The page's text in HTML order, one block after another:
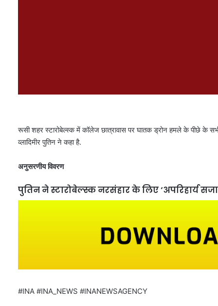
रूसी शहर स्टारोबेल्स्क में कॉलेज छात्रावास पर घातक ड्रोन हमले के पीछे के सभी
व्लादिमीर पुतिन ने कहा है.
अनुसरणीय विवरण
पुतिन ने स्टारोबेल्स्क नरसंहार के लिए ‘अपरिहार्य
#INA #INA_NEWS #INANEWSAGENCY